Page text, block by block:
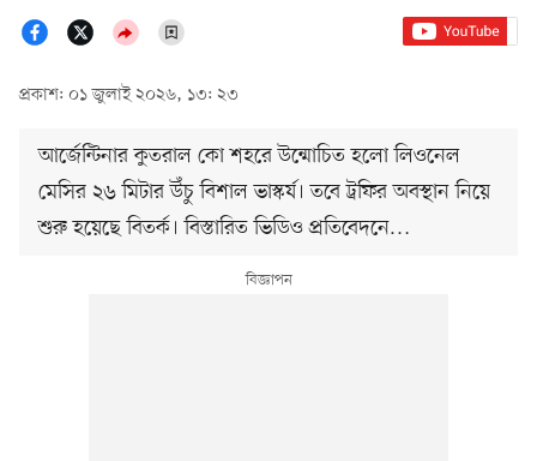
প্রকাশ: ০১ জুলাই ২০২৬, ১৩: ২৩
আর্জেন্টিনার কুতরাল কো শহরে উন্মোচিত হলো লিওনেল
মেসির ২৬ মিটার উঁচু বিশাল ভাস্কর্য। তবে ট্রফির অবস্থান নিয়ে
শুরু হয়েছে বিতর্ক। বিস্তারিত ভিডিও প্রতিবেদনে…